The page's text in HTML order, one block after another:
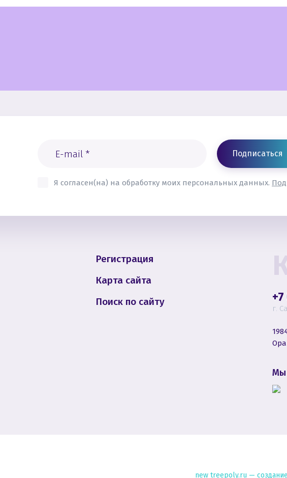
Я согласен(на) на обработку моих персональных данных.
Подписаться
Регистрация
Карта сайта
Поиск по сайту
г.
Мы
new treepoly.ru —